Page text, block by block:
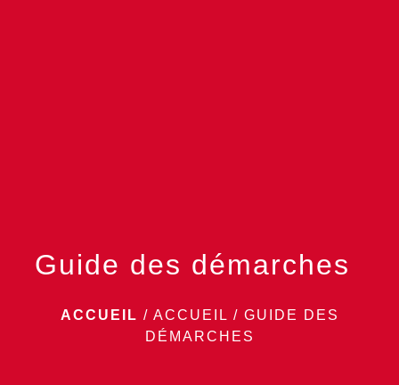
Guide des démarches
ACCUEIL / ACCUEIL / GUIDE DES
DÉMARCHES